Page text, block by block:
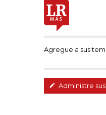
Agregue a sus
Administre